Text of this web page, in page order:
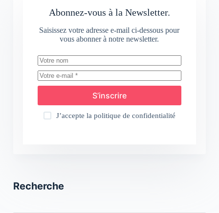
Abonnez-vous à la Newsletter.
Saisissez votre adresse e-mail ci-dessous pour
vous abonner à notre newsletter.
S’inscrire
J’accepte la politique de confidentialité
Recherche